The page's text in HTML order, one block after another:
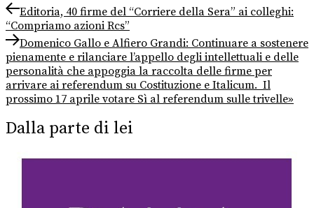
Navigazione
articoli
Previous
post:
Editoria, 40 firme del “Corriere della Sera” ai colleghi:
“Compriamo azioni Rcs”
Next
post:
Domenico Gallo e Alfiero Grandi: Continuare a sostenere
pienamente e rilanciare l’appello degli intellettuali e delle
personalità che appoggia la raccolta delle firme per
arrivare ai referendum su Costituzione e Italicum. Il
prossimo 17 aprile votare Sì al referendum sulle trivelle»
Dalla parte di lei